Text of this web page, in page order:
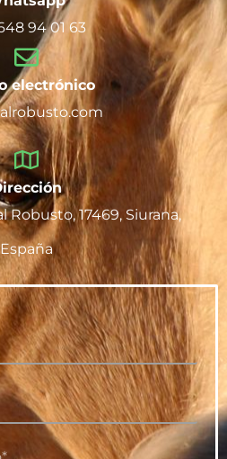
94 01 63
electrónico
Robusto, 17469, Siurana,
España